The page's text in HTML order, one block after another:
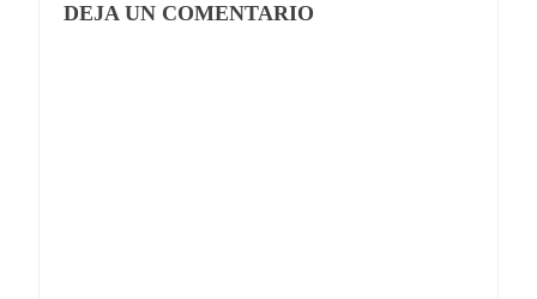
DEJA UN COMENTARIO